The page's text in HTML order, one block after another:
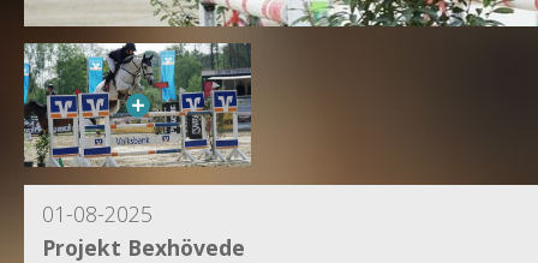
01-08-2025
Projekt Bexhövede